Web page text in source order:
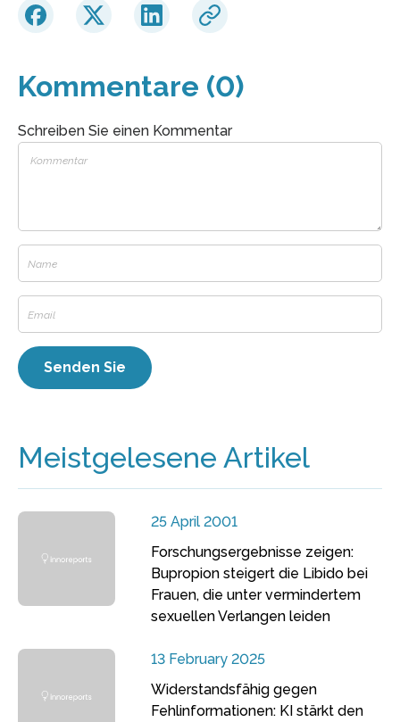
Kommentare (0)
Schreiben Sie einen Kommentar
Meistgelesene Artikel
25 April 2001
Forschungsergebnisse zeigen:
Bupropion steigert die Libido bei
Frauen, die unter vermindertem
sexuellen Verlangen leiden
13 February 2025
Widerstandsfähig gegen
Fehlinformationen: KI stärkt den